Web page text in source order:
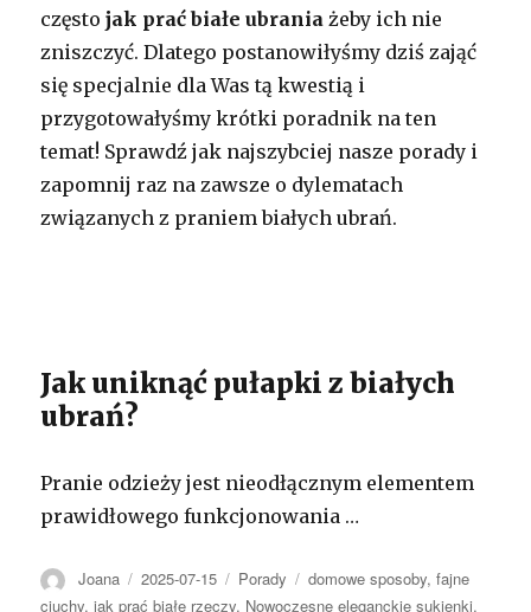
częstojak prać białe ubrania żeby ich nie
zniszczyć. Dlatego postanowiłyśmy dziś zająć
się specjalnie dla Was tą kwestią i
przygotowałyśmy krótki poradnik na ten
temat! Sprawdź jak najszybciej nasze porady i
zapomnij raz na zawsze o dylematach
związanych z praniem białych ubrań.
Jak uniknąć pułapki z białych
ubrań?
Pranie odzieży jest nieodłącznym elementem
prawidłowego funkcjonowania …
Autor
Joana Opublikowano
2025-07-15 Kategorie
Porady Tagi
domowe sposoby,fajne
ciuchy,jak prać białe rzeczy, Nowoczesne eleganckie sukienki,